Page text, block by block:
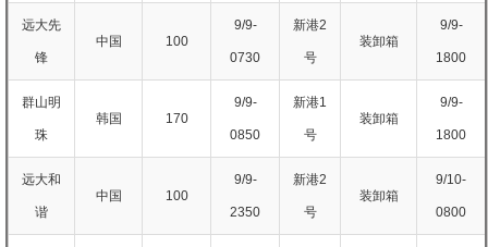
远大先
锋
中国 100
9/9-
0730
新港2
号
装卸箱
9/9-
1800
群山明
珠
韩国 170
9/9-
0850
新港1
号
装卸箱
9/9-
1800
远大和
谐
中国 100
9/9-
2350
新港2
号
装卸箱
9/10-
0800